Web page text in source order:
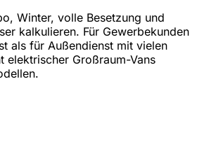
Winter, volle Besetzung und
kalkulieren. Für Gewerbekunden
als für Außendienst mit vielen
elektrischer Großraum-Vans